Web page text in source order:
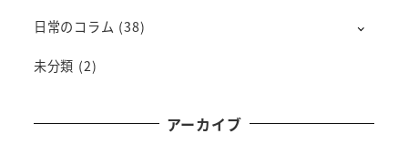
日常のコラム (38)
未分類 (2)
アーカイブ